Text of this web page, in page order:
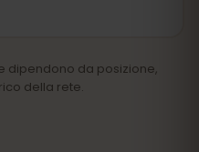
dipendono da posizione,
della rete.